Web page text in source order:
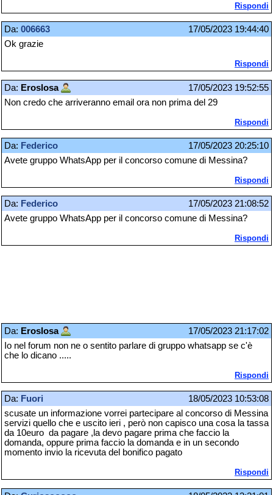
Rispondi
Da: 006663
17/05/2023 19:44:40
Ok grazie
Rispondi
Da: Eroslosa
17/05/2023 19:52:55
Non credo che arriveranno email ora non prima del 29
Rispondi
Da: Federico
17/05/2023 20:25:10
Avete gruppo WhatsApp per il concorso comune di Messina?
Rispondi
Da: Federico
17/05/2023 21:08:52
Avete gruppo WhatsApp per il concorso comune di Messina?
Rispondi
Da: Eroslosa
17/05/2023 21:17:02
Io nel forum non ne o sentito parlare di gruppo whatsapp se c'è
che lo dicano .....
Rispondi
Da: Fuori
18/05/2023 10:53:08
scusate un informazione vorrei partecipare al concorso di Messina
servizi quello che e uscito ieri , però non capisco una cosa la tassa
da 10euro da pagare ,la devo pagare prima che faccio la
domanda, oppure prima faccio la domanda e in un secondo
momento invio la ricevuta del bonifico pagato
Rispondi